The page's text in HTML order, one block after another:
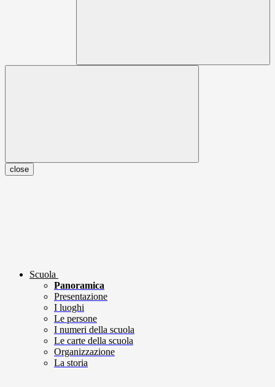
close
Scuola
Panoramica
Presentazione
I luoghi
Le persone
I numeri della scuola
Le carte della scuola
Organizzazione
La storia